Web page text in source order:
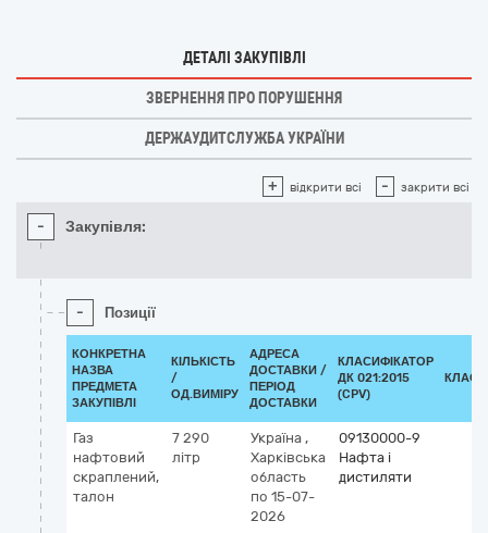
ДЕТАЛІ ЗАКУПІВЛІ
ЗВЕРНЕННЯ ПРО ПОРУШЕННЯ
ДЕРЖАУДИТСЛУЖБА УКРАЇНИ
+ відкрити всі - закрити всі
- Закупівля:
- Позиції
КОНКРЕТНА
НАЗВА
ПРЕДМЕТА
ЗАКУПІВЛІ
КІЛЬКІСТЬ
/
ОД.ВИМІРУ
АДРЕСА
ДОСТАВКИ /
ПЕРІОД
ДОСТАВКИ
КЛАСИФІКАТОР
ДК 021:2015
(CPV)
Газ
нафтовий
скраплений,
талон
7 290
літр
Україна ,
Харківська
область
по 15-07-
2026
09130000-9
Нафта і
дистиляти